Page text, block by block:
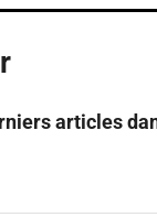
articles